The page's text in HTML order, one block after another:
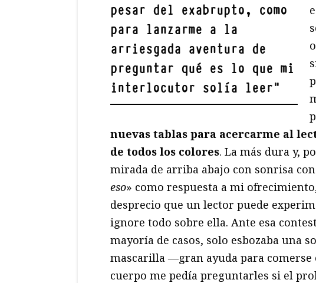
pesar del exabrupto, como
para lanzarme a la
arriesgada aventura de
preguntar qué es lo que mi
interlocutor solía leer"
nuevas tablas para acercarme al
de todos los colores. La más dura y,
mirada de arriba abajo con sonrisa
eso» como respuesta a mi
desprecio que un lector puede
ignore todo sobre ella. Ante esa
mayoría de casos, solo esbozaba una
mascarilla ―gran ayuda para
cuerpo me pedía preguntarles si el